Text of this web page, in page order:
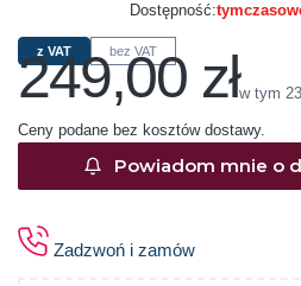
Dostępność:
z VAT bez VAT
Cena
249,00 złw tym
w tym
Ceny podane bez kosztów dostawy.
Powiadom mnie o
Zadzwoń i zamów